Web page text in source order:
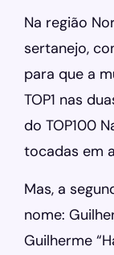
Na região
sertanejo,
para que a
TOP1 nas
do TOP100
tocadas em
Mas, a
nome:
Guilherme